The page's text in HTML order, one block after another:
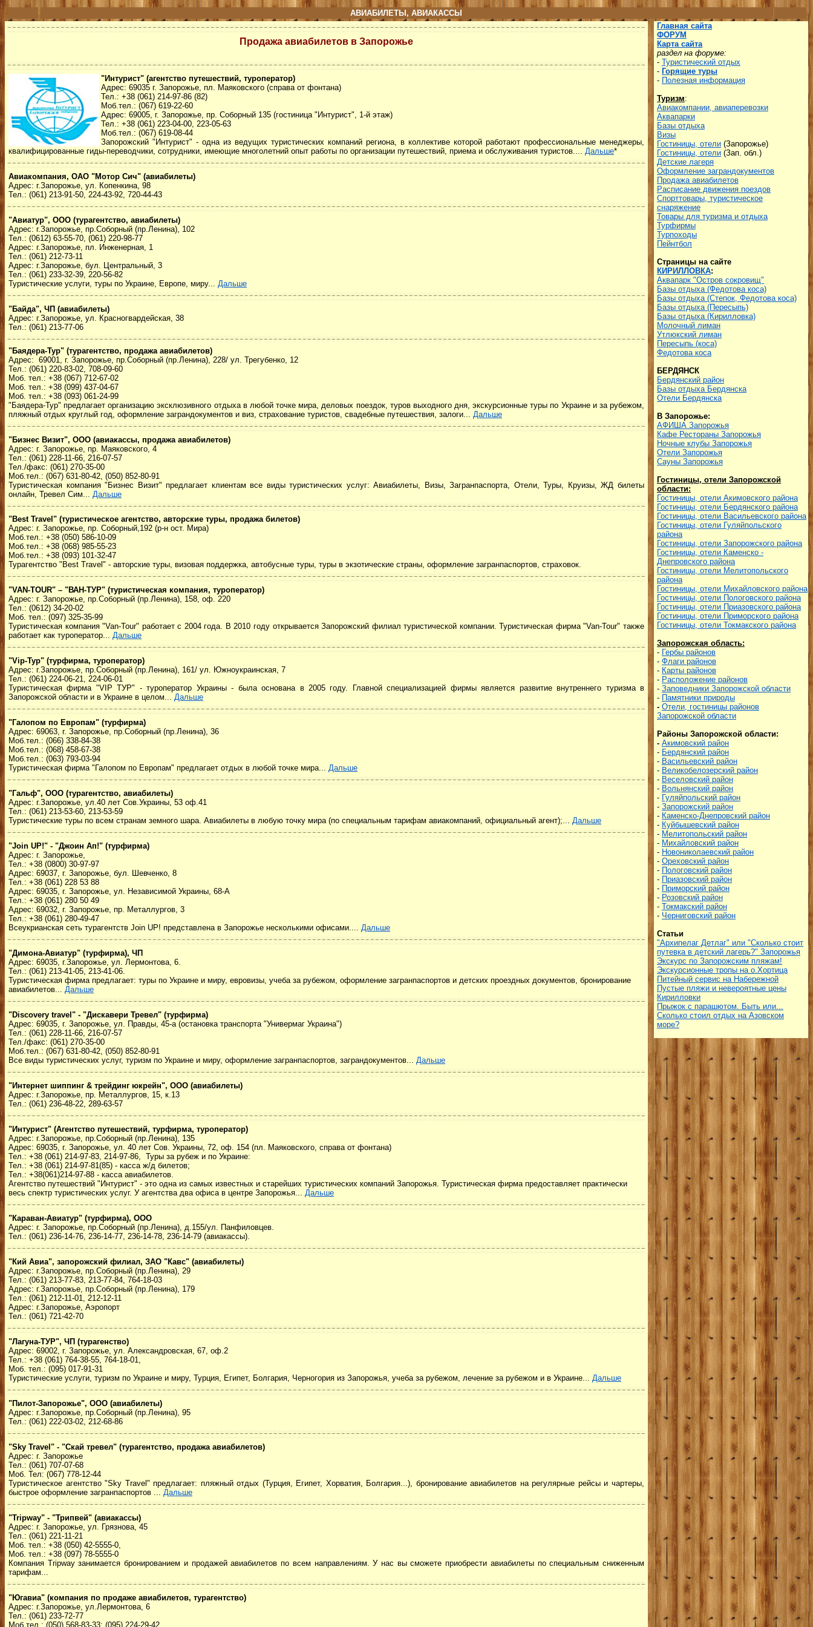
АВИАБИЛЕТЫ, АВИАКАССЫ
Продажа авиабилетов в Запорожье
"Интурист" (агентство путешествий, туроператор)
Адрес: 69035 г. Запорожье, пл. Маяковского (справа от фонтана)
Тел.: +38 (061) 214-97-86 (82)
Моб.тел.: (067) 619-22-60
Адрес: 69005, г. Запорожье, пр. Соборный 135 (гостиница "Интурист", 1-й этаж)
Тел.: +38 (061) 223-04-00, 223-05-63
Моб.тел.: (067) 619-08-44
Запорожский "Интурист" - одна из ведущих туристических компаний региона, в коллективе которой работают профессиональные менеджеры,
квалифицированные гиды-переводчики, сотрудники, имеющие многолетний опыт работы по организации путешествий, приема и обслуживания туристов.... Дальше*
Авиакомпания, ОАО "Мотор Сич" (авиабилеты)
Адрес: г.Запорожье, ул. Копенкина, 98
Тел.: (061) 213-91-50, 224-43-92, 720-44-43
"Авиатур", ООО (турагентство, авиабилеты)
Адрес: г.Запорожье, пр.Соборный (пр.Ленина), 102
Тел.: (0612) 63-55-70, (061) 220-98-77
Адрес: г.Запорожье, пл. Инженерная, 1
Тел.: (061) 212-73-11
Адрес: г.Запорожье, бул. Центральный, 3
Тел.: (061) 233-32-39, 220-56-82
Туристические услуги, туры по Украине, Европе, миру... Дальше
"Байда", ЧП (авиабилеты)
Адрес: г.Запорожье, ул. Красногвардейская, 38
Тел.: (061) 213-77-06
"Баядера-Тур" (турагентство, продажа авиабилетов)
Адрес: 69001, г. Запорожье, пр.Соборный (пр.Ленина), 228/ ул. Трегубенко, 12
Тел.: (061) 220-83-02, 708-09-60
Моб. тел.: +38 (067) 712-67-02
Моб. тел.: +38 (099) 437-04-67
Моб. тел.: +38 (093) 061-24-99
"Баядера-Тур" предлагает организацию эксклюзивного отдыха в любой точке мира, деловых поездок, туров выходного дня, экскурсионные туры по Украине и за рубежом,
пляжный отдых круглый год, оформление заграндокументов и виз, страхование туристов, свадебные путешествия, залоги... Дальше
"Бизнес Визит", ООО (авиакассы, продажа авиабилетов)
Адрес: г. Запорожье, пр. Маяковского, 4
Тел.: (061) 228-11-66, 216-07-57
Тел./факс: (061) 270-35-00
Моб.тел.: (067) 631-80-42, (050) 852-80-91
Туристическая компания "Бизнес Визит" предлагает клиентам все виды туристических услуг: Авиабилеты, Визы, Загранпаспорта, Отели, Туры, Круизы, ЖД билеты
онлайн, Тревел Сим... Дальше
"Best Travel" (туристическое агентство, авторские туры, продажа билетов)
Адрес: г. Запорожье, пр. Соборный,192 (р-н ост. Мира)
Моб.тел.: +38 (050) 586-10-09
Моб.тел.: +38 (068) 985-55-23
Моб.тел.: +38 (093) 101-32-47
Турагентство "Best Travel" - авторские туры, визовая поддержка, автобусные туры, туры в экзотические страны, оформление загранпаспортов, страховок.
"VAN-TOUR" – "ВАН-ТУР" (туристическая компания, туроператор)
Адрес: г. Запорожье, пр.Соборный (пр.Ленина), 158, оф. 220
Тел.: (0612) 34-20-02
Моб. тел.: (097) 325-35-99
Туристическая компания "Van-Tour" работает с 2004 года. В 2010 году открывается Запорожский филиал туристической компании. Туристическая фирма "Van-Tour" также
работает как туроператор... Дальше
"Vip-Тур" (турфирма, туроператор)
Адрес: г.Запорожье, пр.Соборный (пр.Ленина), 161/ ул. Южноукраинская, 7
Тел.: (061) 224-06-21, 224-06-01
Туристическая фирма "VIP ТУР" - туроператор Украины - была основана в 2005 году. Главной специализацией фирмы является развитие внутреннего туризма в
Запорожской области и в Украине в целом... Дальше
"Галопом по Европам" (турфирма)
Адрес: 69063, г. Запорожье, пр.Соборный (пр.Ленина), 36
Моб.тел.: (066) 338-84-38
Моб.тел.: (068) 458-67-38
Моб.тел.: (063) 793-03-94
Туристическая фирма "Галопом по Европам" предлагает отдых в любой точке мира... Дальше
"Гальф", ООО (турагентство, авиабилеты)
Адрес: г.Запорожье, ул.40 лет Сов.Украины, 53 оф.41
Тел.: (061) 213-53-60, 213-53-59
Туристические туры по всем странам земного шара. Авиабилеты в любую точку мира (по специальным тарифам авиакомпаний, официальный агент);... Дальше
"Join UP!" - "Джоин Ап!" (турфирма)
Адрес: г. Запорожье,
Тел.: +38 (0800) 30-97-97
Адрес: 69037, г. Запорожье, бул. Шевченко, 8
Тел.: +38 (061) 228 53 88
Адрес: 69035, г. Запорожье, ул. Независимой Украины, 68-А
Тел.: +38 (061) 280 50 49
Адрес: 69032, г. Запорожье, пр. Металлургов, 3
Тел.: +38 (061) 280-49-47
Всеукрианская сеть турагентств Join UP! представлена в Запорожье несколькими офисами.... Дальше
"Димона-Авиатур" (турфирма), ЧП
Адрес: 69035, г.Запорожье, ул. Лермонтова, 6.
Тел.: (061) 213-41-05, 213-41-06.
Туристическая фирма предлагает: туры по Украине и миру, евровизы, учеба за рубежом, оформление загранпаспортов и детских проездных документов, бронирование
авиабилетов... Дальше
"Discovery travel" - "Дискавери Тревел" (турфирма)
Адрес: 69035, г. Запорожье, ул. Правды, 45-а (остановка транспорта "Универмаг Украина")
Тел.: (061) 228-11-66, 216-07-57
Тел./факс: (061) 270-35-00
Моб.тел.: (067) 631-80-42, (050) 852-80-91
Все виды туристических услуг, туризм по Украине и миру, оформление загранпаспортов, заграндокументов... Дальше
"Интернет шиппинг & трейдинг юкрейн", ООО (авиабилеты)
Адрес: г.Запорожье, пр. Металлургов, 15, к.13
Тел.: (061) 236-48-22, 289-63-57
"Интурист" (Агентство путешествий, турфирма, туроператор)
Адрес: г.Запорожье, пр.Соборный (пр.Ленина), 135
Адрес: 69035, г. Запорожье, ул. 40 лет Сов. Украины, 72, оф. 154 (пл. Маяковского, справа от фонтана)
Тел.: +38 (061) 214-97-83, 214-97-86, Туры за рубеж и по Украине:
Тел.: +38 (061) 214-97-81(85) - касса ж/д билетов;
Тел.: +38(061)214-97-88 - касса авиабилетов.
Агентство путешествий "Интурист" - это одна из самых известных и старейших туристических компаний Запорожья. Туристическая фирма предоставляет практически
весь спектр туристических услуг. У агентства два офиса в центре Запорожья... Дальше
"Караван-Авиатур" (турфирма), ООО
Адрес: г. Запорожье, пр.Соборный (пр.Ленина), д.155/ул. Панфиловцев.
Тел.: (061) 236-14-76, 236-14-77, 236-14-78, 236-14-79 (авиакассы).
"Кий Авиа", запорожский филиал, ЗАО "Кавс" (авиабилеты)
Адрес: г.Запорожье, пр.Соборный (пр.Ленина), 29
Тел.: (061) 213-77-83, 213-77-84, 764-18-03
Адрес: г.Запорожье, пр.Соборный (пр.Ленина), 179
Тел.: (061) 212-11-01, 212-12-11
Адрес: г.Запорожье, Аэропорт
Тел.: (061) 721-42-70
"Лагуна-ТУР", ЧП (турагенство)
Адрес: 69002, г. Запорожье, ул. Александровская, 67, оф.2
Тел.: +38 (061) 764-38-55, 764-18-01,
Моб. тел.: (095) 017-91-31
Туристические услуги, туризм по Украине и миру, Турция, Египет, Болгария, Черногория из Запорожья, учеба за рубежом, лечение за рубежом и в Украине... Дальше
"Пилот-Запорожье", ООО (авиабилеты)
Адрес: г.Запорожье, пр.Соборный (пр.Ленина), 95
Тел.: (061) 222-03-02, 212-68-86
"Sky Travel" - "Скай тревел" (турагентство, продажа авиабилетов)
Адрес: г. Запорожье
Тел.: (061) 707-07-68
Моб. Тел: (067) 778-12-44
Туристическое агентство "Sky Travel" предлагает: пляжный отдых (Турция, Египет, Хорватия, Болгария...), бронирование авиабилетов на регулярные рейсы и чартеры,
быстрое оформление загранпаспортов ... Дальше
"Tripway" - "Трипвей" (авиакассы)
Адрес: г. Запорожье, ул. Грязнова, 45
Тел.: (061) 221-11-21
Моб. тел.: +38 (050) 42-5555-0,
Моб. тел.: +38 (097) 78-5555-0
Компания Tripway занимается бронированием и продажей авиабилетов по всем направлениям. У нас вы сможете приобрести авиабилеты по специальным сниженным
тарифам...
"Югавиа" (компания по продаже авиабилетов, турагентство)
Адрес: г.Запорожье, ул.Лермонтова, 6
Тел.: (061) 233-72-77
Моб.тел.: (050) 568-83-33; (095) 224-29-42
Главная сайта
ФОРУМ
Карта сайта
раздел на форуме:
- Туристический отдых
- Горящие туры
- Полезная информация
Туризм:
Авиакомпании, авиаперевозки
Аквапарки
Базы отдыха
Визы
Гостиницы, отели (Запорожье)
Гостиницы, отели (Зап. обл.)
Детские лагеря
Оформление заграндокументов
Продажа авиабилетов
Расписание движения поездов
Спорттовары, туристическое
снаряжение
Товары для туризма и отдыха
Турфирмы
Турпоходы
Пейнтбол
Страницы на сайте
КИРИЛЛОВКА:
Аквапарк "Остров сокровищ"
Базы отдыха (Федотова коса)
Базы отдыха (Степок, Федотова коса)
Базы отдыха (Пересыпь)
Базы отдыха (Кирилловка)
Молочный лиман
Утлюкский лиман
Пересыпь (коса)
Федотова коса
БЕРДЯНСК
Бердянский район
Базы отдыха Бердянска
Отели Бердянска
В Запорожье:
АФИША Запорожья
Кафе Рестораны Запорожья
Ночные клубы Запорожья
Отели Запорожья
Сауны Запорожья
Гостиницы, отели Запорожской
области:
Гостиницы, отели Акимовского района
Гостиницы, отели Бердянского района
Гостиницы, отели Васильевского района
Гостиницы, отели Гуляйпольского
района
Гостиницы, отели Запорожского района
Гостиницы, отели Каменско -
Днепровского района
Гостиницы, отели Мелитопольского
района
Гостиницы, отели Михайловского района
Гостиницы, отели Пологовского района
Гостиницы, отели Приазовского района
Гостиницы, отели Приморского района
Гостиницы, отели Токмакского района
Запорожская область:
- Гербы районов
- Флаги районов
- Карты районов
- Расположение районов
- Заповедники Запорожской области
- Памятники природы
- Отели, гостиницы районов
Запорожской области
Районы Запорожской области:
- Акимовский район
- Бердянский район
- Васильевский район
- Великобелозерский район
- Веселовский район
- Вольнянский район
- Гуляйпольский район
- Запорожский район
- Каменско-Днепровский район
- Куйбышевский район
- Мелитопольский район
- Михайловский район
- Новониколаевский район
- Ореховский район
- Пологовский район
- Приазовский район
- Приморский район
- Розовский район
- Токмакский район
- Черниговский район
Статьи
"Архипелаг Детлаг" или "Сколько стоит
путевка в детский лагерь?" Запорожья
Экскурс по Запорожским пляжам!
Экскурсионные тропы на о.Хортица
Питейный сервис на Набережной
Пустые пляжи и невероятные цены
Кирилловки
Прыжок с парашютом. Быть или...
Сколько стоил отдых на Азовском
море?